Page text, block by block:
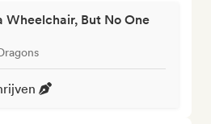
Wheelchair, But No One